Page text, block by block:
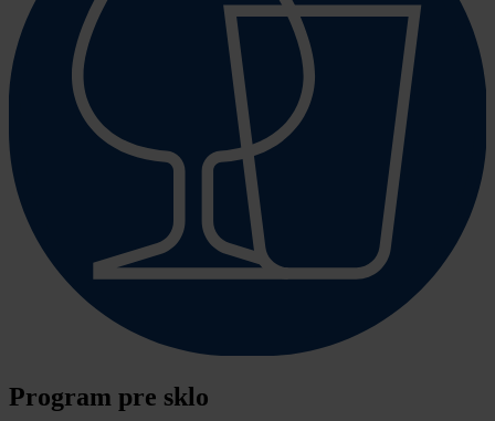
Program pre sklo